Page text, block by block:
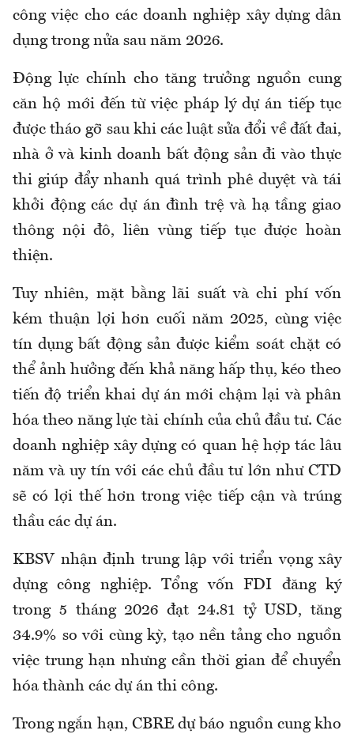
công việc cho các doanh nghiệp xây dựng dân
dụng trong nửa sau năm 2026.
Động lực chính cho tăng trưởng nguồn cung
căn hộ mới đến từ việc pháp lý dự án tiếp tục
được tháo gỡ sau khi các luật sửa đổi về đất đai,
nhà ở và kinh doanh bất động sản đi vào thực
thi giúp đẩy nhanh quá trình phê duyệt và tái
khởi động các dự án đình trệ và hạ tầng giao
thông nội đô, liên vùng tiếp tục được hoàn
thiện.
Tuy nhiên, mặt bằng lãi suất và chi phí vốn
kém thuận lợi hơn cuối năm 2025, cùng việc
tín dụng bất động sản được kiểm soát chặt có
thể ảnh hưởng đến khả năng hấp thụ, kéo theo
tiến độ triển khai dự án mới chậm lại và phân
hóa theo năng lực tài chính của chủ đầu tư. Các
doanh nghiệp xây dựng có quan hệ hợp tác lâu
năm và uy tín với các chủ đầu tư lớn như CTD
sẽ có lợi thế hơn trong việc tiếp cận và trúng
thầu các dự án.
KBSV nhận định trung lập với triển vọng xây
dựng công nghiệp. Tổng vốn FDI đăng ký
trong 5 tháng 2026 đạt 24.81 tỷ USD, tăng
34.9% so với cùng kỳ, tạo nền tảng cho nguồn
việc trung hạn nhưng cần thời gian để chuyển
hóa thành các dự án thi công.
Trong ngắn hạn, CBRE dự báo nguồn cung kho